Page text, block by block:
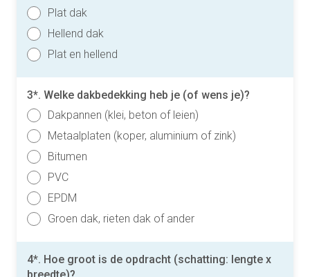
Plat dak
Hellend dak
Plat en hellend
3*. Welke dakbedekking heb je (of wens je)?
Dakpannen (klei, beton of leien)
Metaalplaten (koper, aluminium of zink)
Bitumen
PVC
EPDM
Groen dak, rieten dak of ander
4*. Hoe groot is de opdracht (schatting: lengte x
breedte)?